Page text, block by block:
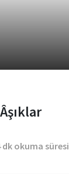
dk okuma süresi